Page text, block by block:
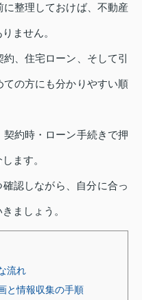
整理しておけば、不動産
ません。
、住宅ローン、そして引
の方にも分かりやすい順
約時・ローン手続きで押
ます。
認しながら、自分に合っ
ましょう。
流れ
と情報収集の手順